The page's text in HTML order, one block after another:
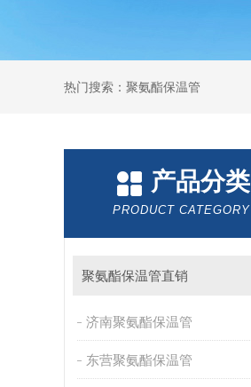
热门搜索：聚氨酯保温管
产品分类
PRODUCT CATEGORY
聚氨酯保温管直销
济南聚氨酯保温管
东营聚氨酯保温管